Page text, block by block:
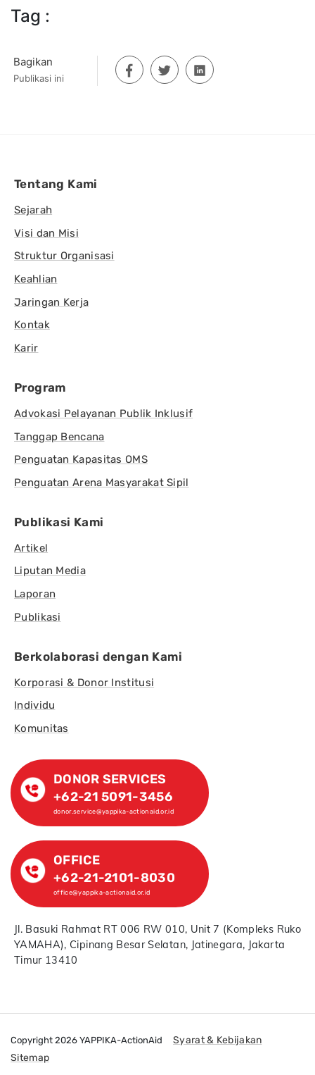
Tag :
Bagikan
Publikasi ini
Tentang Kami
Sejarah
Visi dan Misi
Struktur Organisasi
Keahlian
Jaringan Kerja
Kontak
Karir
Program
Advokasi Pelayanan Publik Inklusif
Tanggap Bencana
Penguatan Kapasitas OMS
Penguatan Arena Masyarakat Sipil
Publikasi Kami
Artikel
Liputan Media
Laporan
Publikasi
Berkolaborasi dengan Kami
Korporasi & Donor Institusi
Individu
Komunitas
DONOR SERVICES
+62-21 5091-3456
donor.service@yappika-actionaid.or.id
OFFICE
+62-21-2101-8030
office@yappika-actionaid.or.id
Jl. Basuki Rahmat RT 006 RW 010, Unit 7 (Kompleks Ruko
YAMAHA), Cipinang Besar Selatan, Jatinegara, Jakarta
Timur 13410
Copyright 2026 YAPPIKA-ActionAid
Syarat & Kebijakan
Sitemap